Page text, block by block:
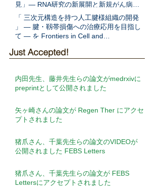
見」― RNA研究の新展開と新規がん病態
解明への期待 ―をEMBO Jに発表
「 三次元構造を持つ人工腱様組織の開発
」 ― 腱・靱帯損傷への治療応用を目指し
て ― を Frontiers in Cell and
Just Accepted!
内田先生、藤井先生らの論文がmedrxivに
preprintとして公開されました
矢ヶ崎さんの論文が Regen Ther にアクセ
プトされました
猪爪さん、千葉先生らの論文のVIDEOが
公開されました FEBS Letters
猪爪さん、千葉先生らの論文が FEBS
Lettersにアクセプトされました